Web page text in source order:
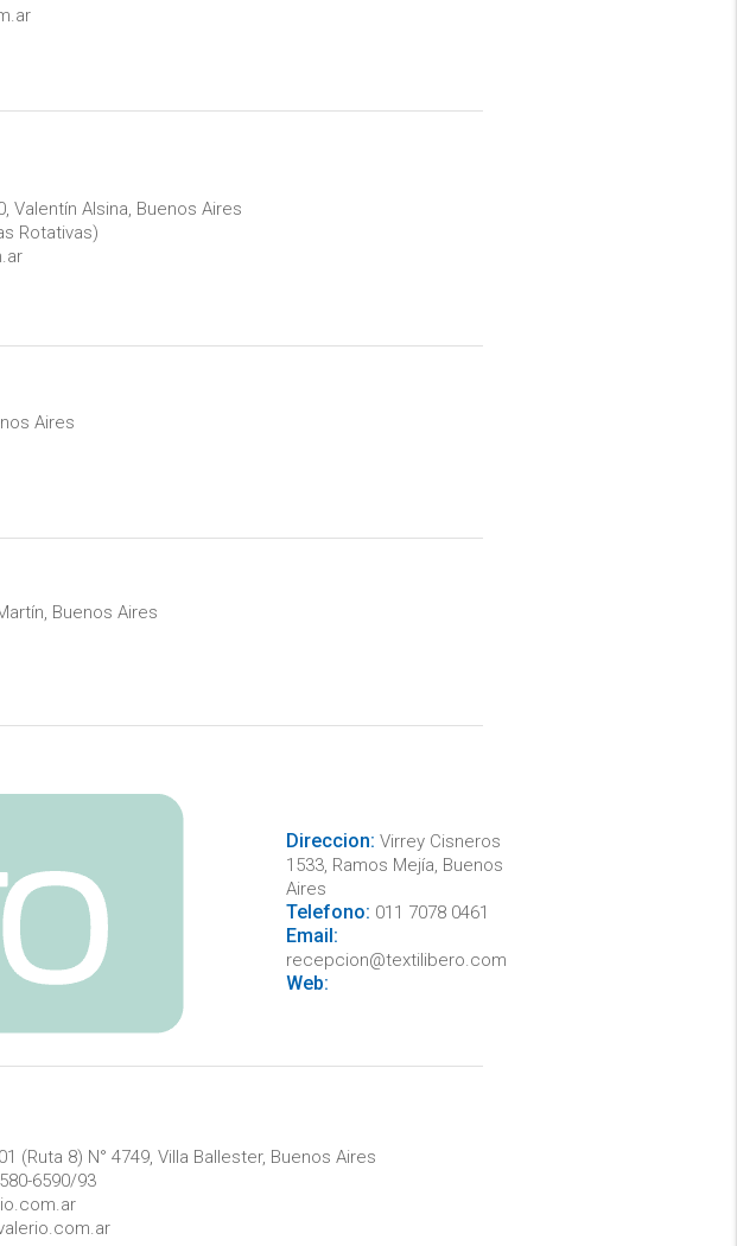
Valentín Alsina, Buenos Aires
Rotativas)
Aires
Buenos Aires
Direccion: Virrey Cisneros
1533, Ramos Mejía, Buenos
Aires
Telefono: 011 7078 0461
Email:
recepcion@textilibero.com
Web:
(Ruta 8) N° 4749, Villa Ballester, Buenos Aires
6590/93